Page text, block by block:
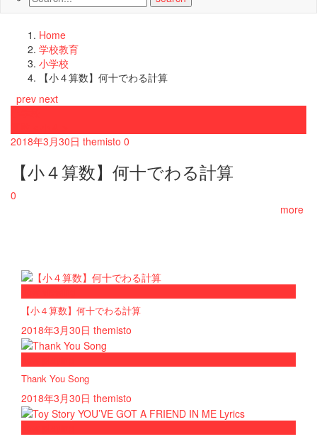
Home
学校教育
小学校
【小４算数】何十でわる計算
prev next
2018年3月30日 themisto 0
【小４算数】何十でわる計算
0
more
【小４算数】何十でわる計算
2018年3月30日 themisto
Thank You Song
2018年3月30日 themisto